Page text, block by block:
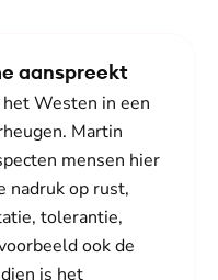
aanspreekt
Westen in een
Martin
mensen hier
nadruk op rust,
tolerantie,
ook de
is het